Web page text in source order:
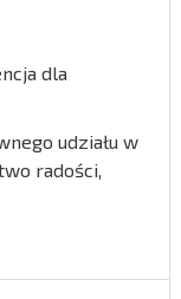
dla
udziału w
radości,